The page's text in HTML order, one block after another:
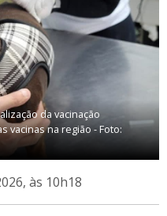
da vacinação
vacinas na região - Foto:
às 10h18